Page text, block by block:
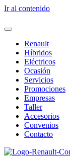
Ir al contenido
Renault
Híbridos
Eléctricos
Ocasión
Servicios
Promociones
Empresas
Taller
Accesorios
Convenios
Contacto